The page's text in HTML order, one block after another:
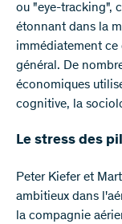
ou "eye-tracking",
étonnant dans la
immédiatement
général. De
économiques
cognitive, la
Le stress des
Peter Kiefer et
ambitieux dans
la compagnie